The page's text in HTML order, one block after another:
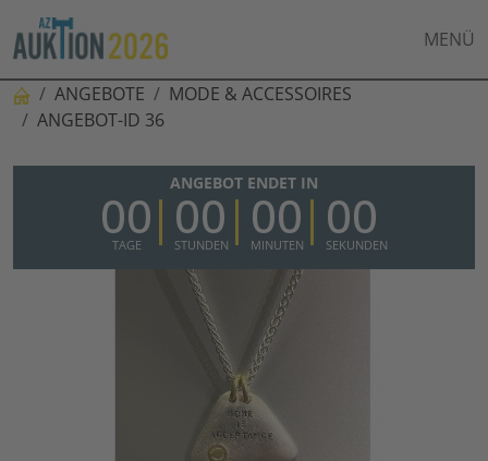
MENÜ
ANGEBOTE
MODE & ACCESSOIRES
ANGEBOT-ID 36
ANGEBOT ENDET IN
00
TAGE 00
STUNDEN 00
MINUTEN 00
SEKUNDEN